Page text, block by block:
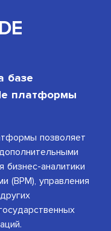
базе
платформы
позволяет
аналитики
(BPM), управления